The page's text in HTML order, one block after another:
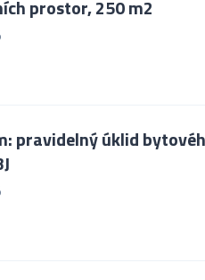
prostor, 250 m2
pravidelný úklid